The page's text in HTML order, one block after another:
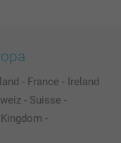
- France - Ireland
- Suisse -
-